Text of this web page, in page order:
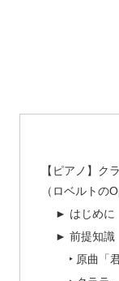
【ピアノ】ク
（ロベルトの
► はじめに
► 前提知識
‣ 原曲「